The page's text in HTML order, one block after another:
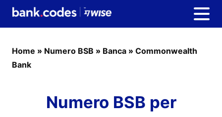
Home » Numero BSB » Banca » Commonwealth
Bank
Numero BSB per